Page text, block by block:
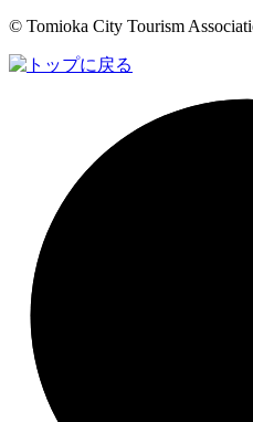
© Tomioka City Tourism